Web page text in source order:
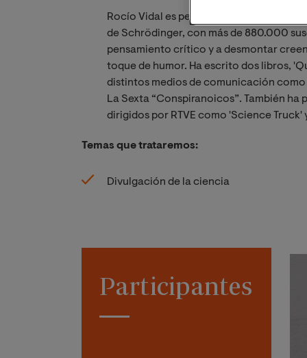
Rocío Vidal es periodista, publicista y
de Schrödinger, con más de 880.000
pensamiento crítico y a desmontar
toque de humor. Ha escrito dos libros,
distintos medios de comunicación como
La Sexta “Conspiranoicos”. También
dirigidos por RTVE como 'Science Truck'
Temas que trataremos:
Divulgación de la ciencia
Participantes